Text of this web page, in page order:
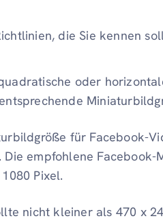
die Sie kennen
oder
für Facebook-
Die empfohlene
Pixel.
nicht kleiner als 470 x